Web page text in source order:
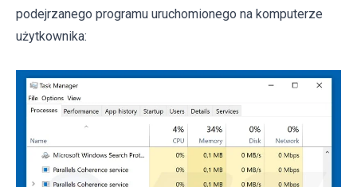
podejrzanego programu uruchomionego na komputerze
użytkownika: